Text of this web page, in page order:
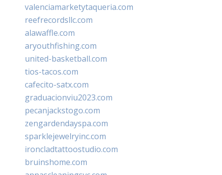
valenciamarketytaqueria.com
reefrecordsllc.com
alawaffle.com
aryouthfishing.com
united-basketball.com
tios-tacos.com
cafecito-satx.com
graduacionviu2023.com
pecanjackstogo.com
zengardendayspa.com
sparklejewelryinc.com
ironcladtattoostudio.com
bruinshome.com